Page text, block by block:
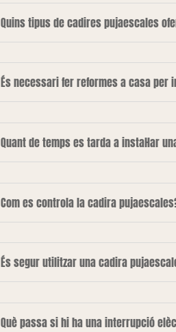
Quins tipus de cadires pujaescales
És necessari fer reformes a casa per
Quant de temps es tarda a instal·lar
Com es controla la cadira
És segur utilitzar una cadira
Què passa si hi ha una interrupció